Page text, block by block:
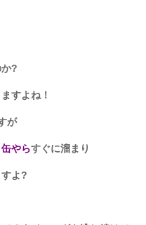
?
すよね！
が
やらすぐに溜まり
よ?